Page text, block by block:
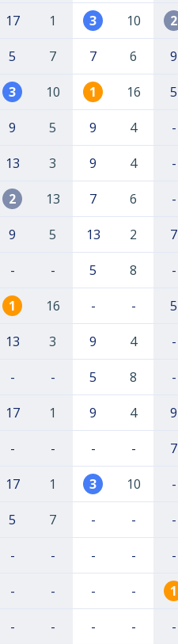
17 1 3 10 2
5 7 7 6 9
3 10 1 16 5
9 5 9 4 -
13 3 9 4 -
2 13 7 6 -
9 5 13 2 7
- - 5 8 -
1 16 - - 5
13 3 9 4 -
- - 5 8 -
17 1 9 4 9
- - - - 7
17 1 3 10 -
5 7 - - -
- - - - -
- - - - 1
- - - - -